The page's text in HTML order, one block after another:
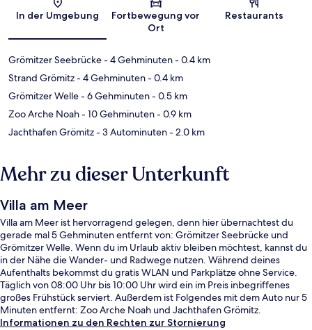
Karte
In der Umgebung
Fortbewegung vor
Ort
Restaurants
Grömitzer Seebrücke- 4 Gehminuten- 0.4 km
Strand Grömitz- 4 Gehminuten- 0.4 km
Grömitzer Welle- 6 Gehminuten- 0.5 km
Zoo Arche Noah- 10 Gehminuten- 0.9 km
Jachthafen Grömitz- 3 Autominuten- 2.0 km
Mehr zu dieser Unterkunft
Villa am Meer
Villa am Meer ist hervorragend gelegen, denn hier übernachtest du
gerade mal 5 Gehminuten entfernt von: Grömitzer Seebrücke und
Grömitzer Welle. Wenn du im Urlaub aktiv bleiben möchtest, kannst du
in der Nähe die Wander- und Radwege nutzen. Während deines
Aufenthalts bekommst du gratis WLAN und Parkplätze ohne Service.
Täglich von 08:00 Uhr bis 10:00 Uhr wird ein im Preis inbegriffenes
großes Frühstück serviert. Außerdem ist Folgendes mit dem Auto nur 5
Minuten entfernt: Zoo Arche Noah und Jachthafen Grömitz.
Informationen zu den Rechten zur Stornierung